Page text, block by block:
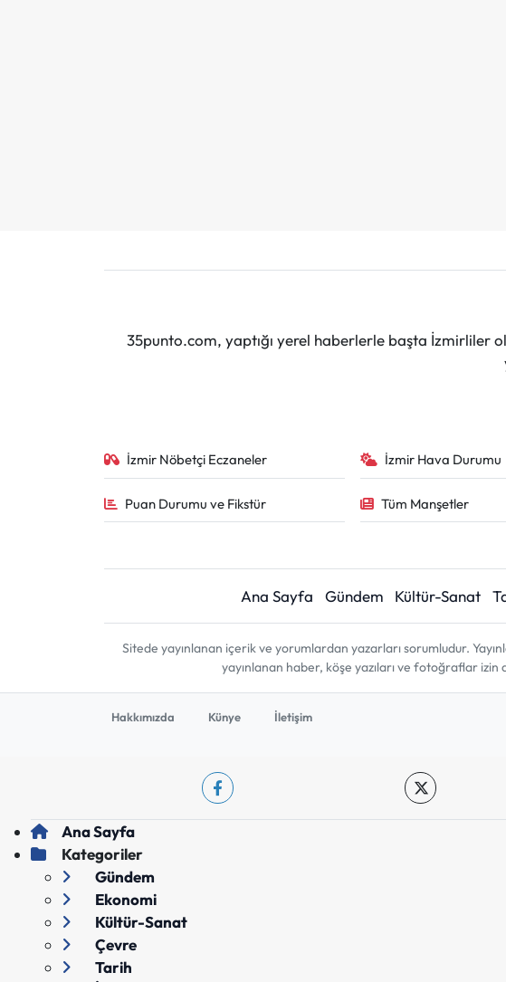
35punto.com, yaptığı yerel haberlerle başta İzmirliler
İzmir Nöbetçi Eczaneler İzmir Hava Durumu
Puan Durumu ve Fikstür Tüm Manşetler
Ana Sayfa Gündem Kültür-Sanat
Sitede yayınlanan içerik ve yorumlardan yazarları sorumludur.
yayınlanan haber, köşe yazıları ve fotoğraflar
Hakkımızda Künye İletişim
Ana Sayfa
Kategoriler
Gündem
Ekonomi
Kültür-Sanat
Çevre
Tarih